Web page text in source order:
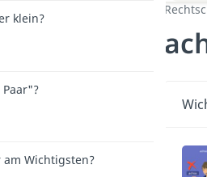
klein?
Wichtigsten?